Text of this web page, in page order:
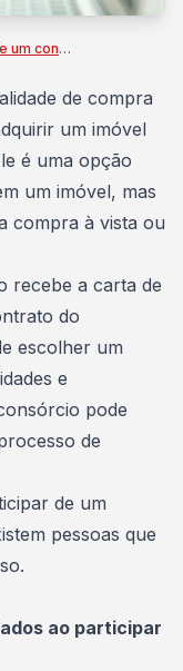
Erros comuns ao participar de um consórcio de imóvel
de compra
um imóvel
é uma opção
um imóvel, mas
compra à vista ou
recebe a carta de
do
escolher um
e
pode
de
de um
pessoas que
ao participar